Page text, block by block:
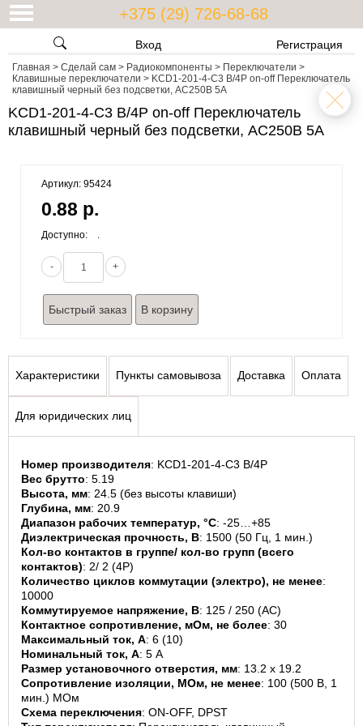
+375 (29) 726-68-68
Вход Регистрация
Главная > Сделай сам > Радиокомпоненты > Переключатели >
Клавишные переключатели > KCD1-201-4-C3 B/4P on-off Переключатель
клавишный черный без подсветки, AC250В 5А
KCD1-201-4-C3 B/4P on-off Переключатель
клавишный черный без подсветки, AC250В 5А
Артикул: 95424
0.88 р.
Доступно: .
- +
Быстрый заказ
Характеристики Пункты самовывоза Доставка Оплата
Для юридических лиц
Номер производителя: KCD1-201-4-C3 B/4P
Вес брутто: 5.19
Высота, мм: 24.5 (без высоты клавиши)
Глубина, мм: 20.9
Диапазон рабочих температур, °C: -25…+85
Диэлектрическая прочность, В: 1500 (50 Гц, 1 мин.)
Кол-во контактов в группе/ кол-во групп (всего
контактов): 2/ 2 (4P)
Количество циклов коммутации (электро), не менее:
10000
Коммутируемое напряжение, В: 125 / 250 (AС)
Контактное сопротивление, мОм, не более: 30
Максимальный ток, А: 6 (10)
Номинальный ток, А: 5 А
Размер установочного отверстия, мм: 13.2 х 19.2
Сопротивление изоляции, МОм, не менее: 100 (500 В, 1
мин.) МОм
Схема переключения: ON-OFF, DPST